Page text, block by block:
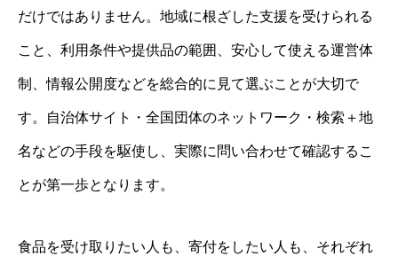
だけではありません。地域に根ざした支援を受けられる
こと、利用条件や提供品の範囲、安心して使える運営体
制、情報公開度などを総合的に見て選ぶことが大切で
す。自治体サイト・全国団体のネットワーク・検索＋地
名などの手段を駆使し、実際に問い合わせて確認するこ
とが第一歩となります。
食品を受け取りたい人も、寄付をしたい人も、それぞれ